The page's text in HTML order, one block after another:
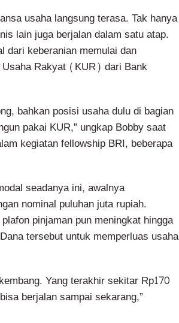
usaha langsung terasa. Tak hanya
lain juga berjalan dalam satu atap.
dari keberanian memulai dan
Rakyat (KUR) dari Bank
bahkan posisi usaha dulu di bagian
pakai KUR,” ungkap Bobby saat
kegiatan fellowship BRI, beberapa
seadanya ini, awalnya
nominal puluhan juta rupiah.
pinjaman pun meningkat hingga
tersebut untuk memperluas usaha
Yang terakhir sekitar Rp170
berjalan sampai sekarang,”